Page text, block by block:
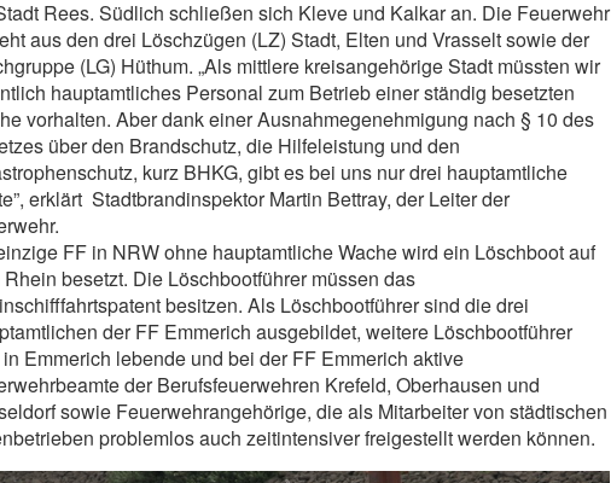
Rees. Südlich schließen sich Kleve und Kalkar an. Die Feuerwehr
aus den drei Löschzügen (LZ) Stadt, Elten und Vrasselt sowie der
(LG) Hüthum. „Als mittlere kreisangehörige Stadt müssten wir
hauptamtliches Personal zum Betrieb einer ständig besetzten
vorhalten. Aber dank einer Ausnahmegenehmigung nach § 10 des
über den Brandschutz, die Hilfeleistung und den
kurz BHKG, gibt es bei uns nur drei hauptamtliche
erklärt Stadtbrandinspektor Martin Bettray, der Leiter der
FF in NRW ohne hauptamtliche Wache wird ein Löschboot auf
besetzt. Die Löschbootführer müssen das
besitzen. Als Löschbootführer sind die drei
der FF Emmerich ausgebildet, weitere Löschbootführer
Emmerich lebende und bei der FF Emmerich aktive
der Berufsfeuerwehren Krefeld, Oberhausen und
sowie Feuerwehrangehörige, die als Mitarbeiter von städtischen
problemlos auch zeitintensiver freigestellt werden können.